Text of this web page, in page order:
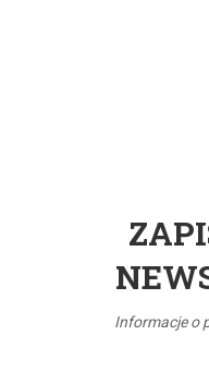
Informacje o